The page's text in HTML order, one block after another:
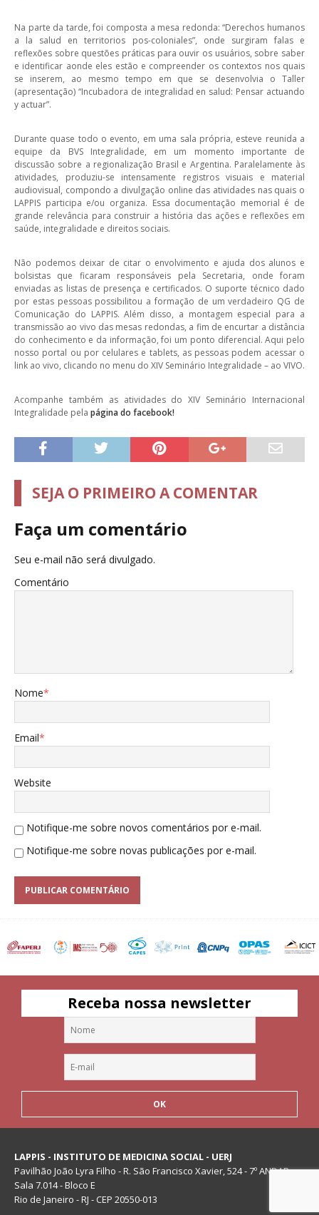
Na parte da tarde, foi composta a mesa redonda: “Derechos humanos
a la salud en territorios pos-coloniales”, onde surgiram falas e
reflexões sobre questões práticas para ouvir os usuários, sobre saber
e identificar aonde eles estão e compreender os contextos nos quais
se inserem, ao mesmo tempo em que se desenvolvia o Taller
(apresentação) “Incubadora de integralidad en salud: Pensar actuando
y actuar”.
Durante quase todo o evento, em uma sala própria, esteve reunida a
equipe da BVS Integralidade, em um momento importante de
discussão sobre a regionalização Brasil e Argentina. Paralelamente às
atividades, produziu-se intensamente registros visuais e material
audiovisual, compondo a divulgação online das atividades nas quais o
LAPPIS participa e/ou organiza. Essa documentação memorial é de
grande relevância para construir a história das ações e reflexões em
saúde, integralidade e direitos sociais.
Não podemos deixar de citar o envolvimento e ajuda dos alunos e
bolsistas que ficaram responsáveis pela Secretaria, onde foram
enviadas as listas de presença e certificados. O suporte técnico dado
por estas pessoas possibilitou a formação de um verdadeiro QG de
Comunicação do LAPPIS. Além disso, a montagem especial para a
transmissão ao vivo das mesas redondas, a fim de encurtar a distância
do conhecimento e da informação, foi um ponto diferencial. Aqui pelo
nosso portal ou por celulares e tablets, as pessoas podem acessar o
link ao vivo, clicando no menu do XIV Seminário Integralidade – ao VIVO.
Acompanhe também as atividades do XIV Seminário Internacional
Integralidade pela página do facebook!
SEJA O PRIMEIRO A COMENTAR
Faça um comentário
Seu e-mail não será divulgado.
Comentário
Nome*
Email*
Website
Notifique-me sobre novos comentários por e-mail.
Notifique-me sobre novas publicações por e-mail.
Receba nossa newsletter
LAPPIS - INSTITUTO DE MEDICINA SOCIAL - UERJ
Pavilhão João Lyra Filho - R. São Francisco Xavier, 524 - 7º ANDAR -
Sala 7.014 - Bloco E
Rio de Janeiro - RJ - CEP 20550-013